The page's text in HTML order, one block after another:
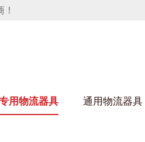
用物流器具
装下载进入架 通用物流器具